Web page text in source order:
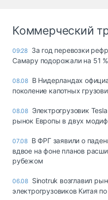
Коммерческий
09:28 За год перевозки
Самару подорожали на 51 %
08.08 В Нидерландах
поколение капотных
08.08 Электрогрузовик
рынок Европы в двух
07.08 В ФРГ заявили о
вдвое на фоне планов
рубежом
06.08 Sinotruk возглавил
электрогрузовиков Китая